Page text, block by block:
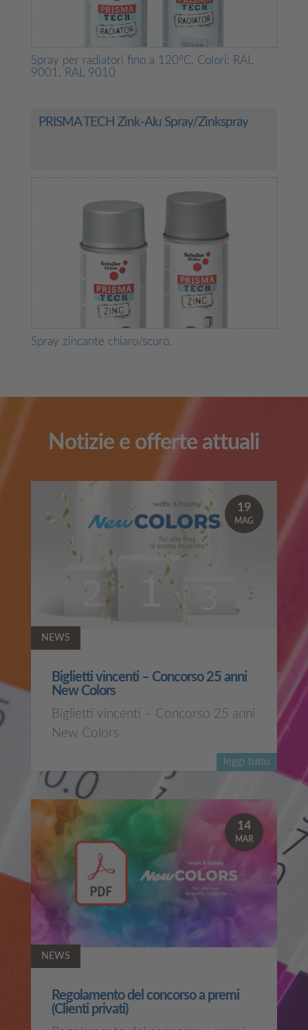
Spray per radiatori fino a 120°C. Colori: RAL
9001, RAL 9010
PRISMA TECH Zink-Alu Spray/Zinkspray
Spray zincante chiaro/scuro.
Notizie e offerte attuali
leggi tutto
Biglietti vincenti – Concorso 25 anni
New Colors
NEWS
Biglietti vincenti – Concorso 25 anni
New Colors
19
MAG
Regolamento del concorso a premi
(Clienti privati)
NEWS
14
MAR